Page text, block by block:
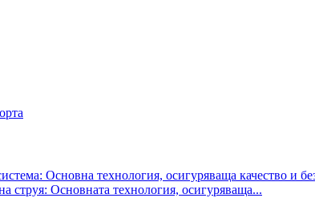
струя: Основната технология, осигуряваща...